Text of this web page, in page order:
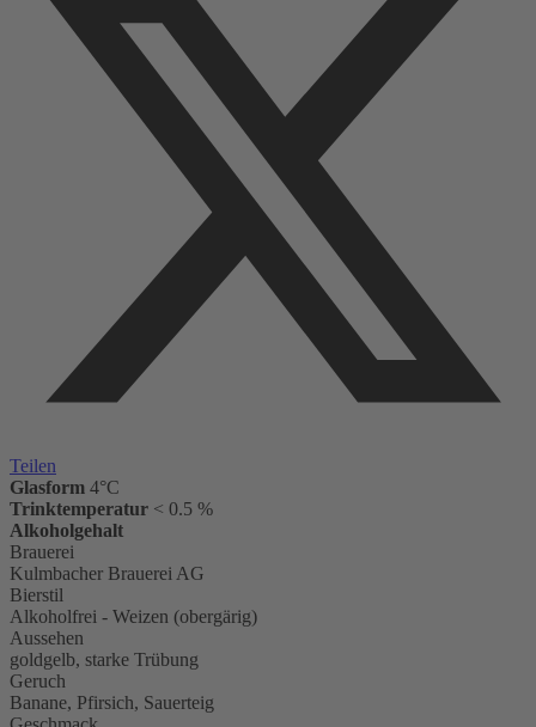
Teilen
Glasform 4°C
Trinktemperatur < 0.5 %
Alkoholgehalt
Brauerei
Kulmbacher Brauerei AG
Bierstil
Alkoholfrei - Weizen (obergärig)
Aussehen
goldgelb, starke Trübung
Geruch
Banane, Pfirsich, Sauerteig